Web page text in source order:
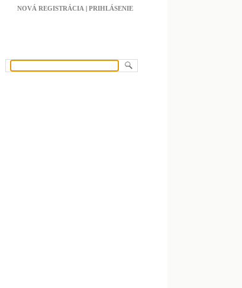
NOVÁ REGISTRÁCIA | PRIHLÁSENIE